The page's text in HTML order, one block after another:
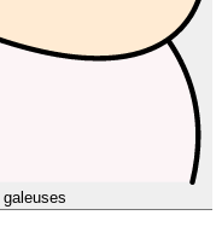
galeuses